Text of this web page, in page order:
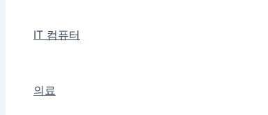
IT 컴퓨터
의료